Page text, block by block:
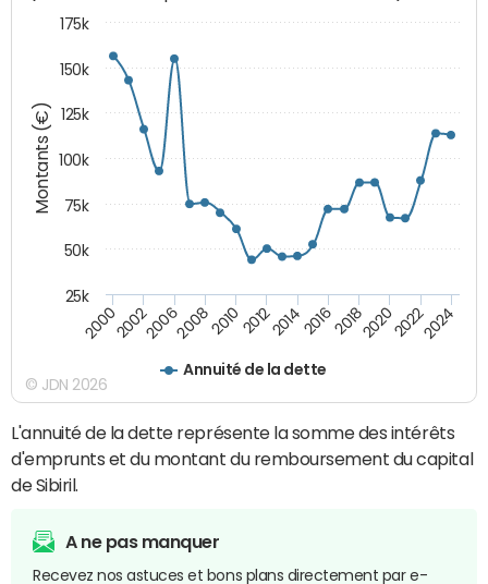
Montants (€)
Annuité de la dette
200020022006200820102012201420162018202020222024
25k
50k
75k
100k
125k
150k
175k
© JDN 2026
L'annuité de la dette représente la somme des intérêts
d'emprunts et du montant du remboursement du capital
de Sibiril.
A ne pas manquer
Recevez nos astuces et bons plans directement par e-